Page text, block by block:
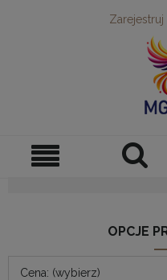
Zarejestruj
OPCJE
Cena: (wybierz)